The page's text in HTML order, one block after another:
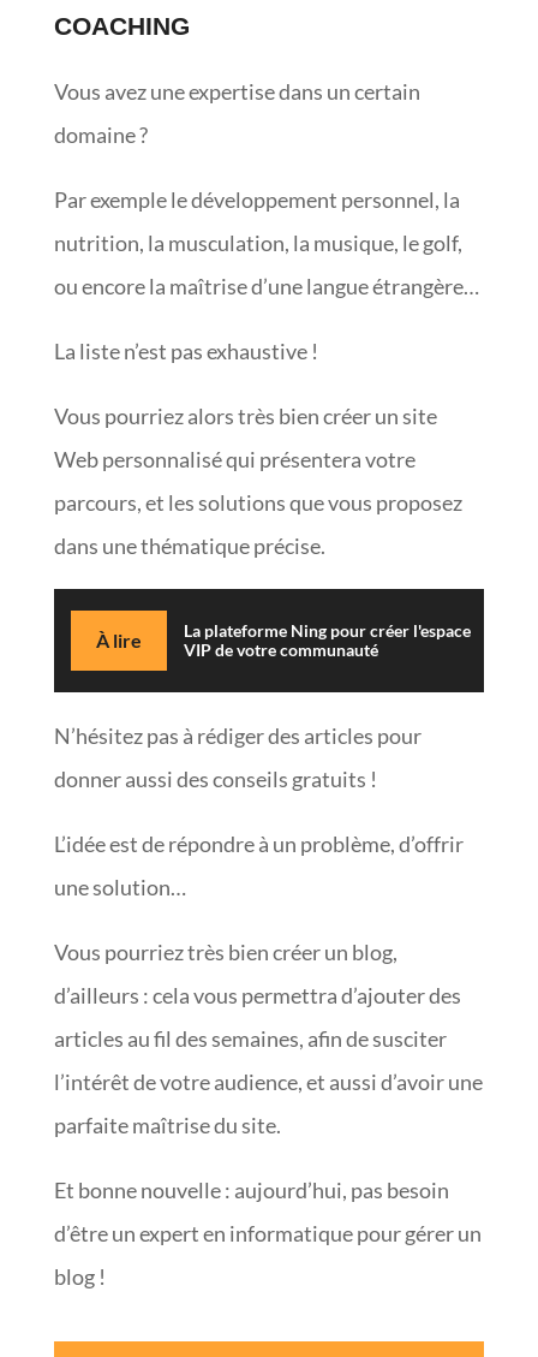
COACHING
Vous avez une expertise dans un certain
domaine ?
Par exemple le développement personnel, la
nutrition, la musculation, la musique, le golf,
ou encore la maîtrise d’une langue étrangère…
La liste n’est pas exhaustive !
Vous pourriez alors très bien créer un site
Web personnalisé qui présentera votre
parcours, et les solutions que vous proposez
dans une thématique précise.
À lire
La plateforme Ning pour créer l'espace
VIP de votre communauté
N’hésitez pas à rédiger des articles pour
donner aussi des conseils gratuits !
L’idée est de répondre à un problème, d’offrir
une solution…
Vous pourriez très bien créer un blog,
d’ailleurs : cela vous permettra d’ajouter des
articles au fil des semaines, afin de susciter
l’intérêt de votre audience, et aussi d’avoir une
parfaite maîtrise du site.
Et bonne nouvelle : aujourd’hui, pas besoin
d’être un expert en informatique pour gérer un
blog !